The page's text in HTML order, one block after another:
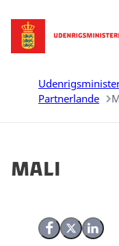
Gå til forsiden
Partnerlande
Mali
Del på Facebook
Del på XDel på